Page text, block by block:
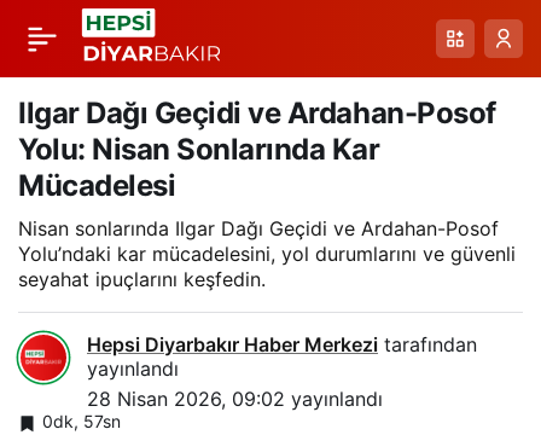
Ilgar Dağı Geçidi ve Ardahan-Posof
Yolu: Nisan Sonlarında Kar
Mücadelesi
Nisan sonlarında Ilgar Dağı Geçidi ve Ardahan-Posof
Yolu’ndaki kar mücadelesini, yol durumlarını ve güvenli
seyahat ipuçlarını keşfedin.
Hepsi Diyarbakır Haber Merkezi tarafından
yayınlandı
28 Nisan 2026, 09:02 yayınlandı
0dk, 57sn
Palandöken’de
Baharın İzleri ve Karın
Koruması: 30 Nisan’a
Kadar Uzayan Sezon
Paylaş